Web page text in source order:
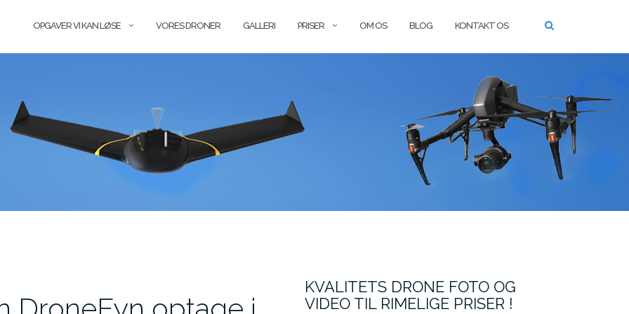
OPGAVER VI KAN LØSE VORES DRONER GALLERI PRISER OM OS BLOG KONTAKT OS
KVALITETS DRONE FOTO OG
VIDEO TIL RIMELIGE PRISER !